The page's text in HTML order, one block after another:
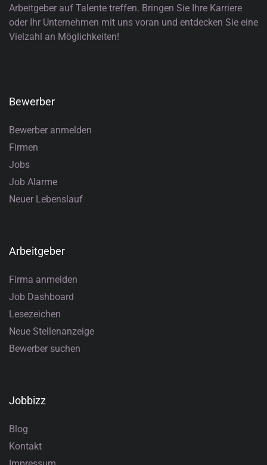
Arbeitgeber auf Talente treffen. Bringen Sie Ihre Karriere
oder Ihr Unternehmen mit uns voran und entdecken Sie eine
Vielzahl an Möglichkeiten!
Bewerber
Bewerber anmelden
Firmen
Jobs
Job Alarme
Neuer Lebenslauf
Arbeitgeber
Firma anmelden
Job Dashboard
Lesezeichen
Neue Stellenanzeige
Bewerber suchen
Jobbizz
Blog
Kontakt